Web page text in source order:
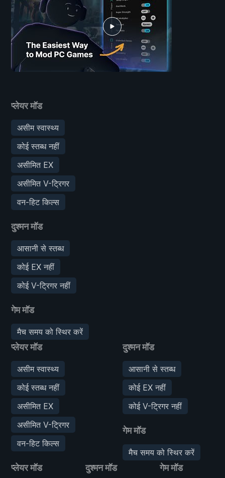
प्लेयर मॉड
असीम स्वास्थ्य
कोई स्तब्ध नहीं
असीमित EX
असीमित V-ट्रिगर
वन-हिट किल्स
दुश्मन मॉड
आसानी से स्तब्ध
कोई EX नहीं
कोई V-ट्रिगर नहीं
गेम मॉड
मैच समय को स्थिर करें
प्लेयर मॉड
असीम स्वास्थ्य
कोई स्तब्ध नहीं
असीमित EX
असीमित V-ट्रिगर
वन-हिट किल्स
दुश्मन मॉड
आसानी से स्तब्ध
कोई EX नहीं
कोई V-ट्रिगर नहीं
गेम मॉड
मैच समय को स्थिर करें
प्लेयर मॉड दुश्मन मॉड गेम मॉड